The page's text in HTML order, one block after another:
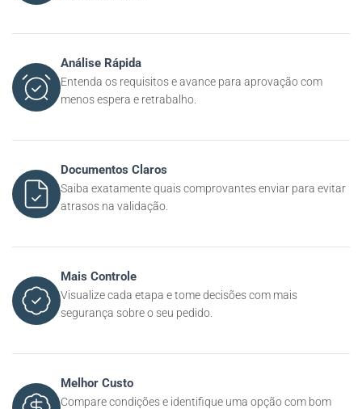
Análise Rápida
Entenda os requisitos e avance para aprovação com
menos espera e retrabalho.
Documentos Claros
Saiba exatamente quais comprovantes enviar para evitar
atrasos na validação.
Mais Controle
Visualize cada etapa e tome decisões com mais
segurança sobre o seu pedido.
Melhor Custo
Compare condições e identifique uma opção com bom